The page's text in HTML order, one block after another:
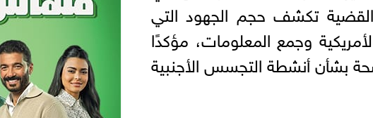
القضية تكشف حجم الجهود التي
وجمع المعلومات، مؤكدًا
بشأن أنشطة التجسس الأجنبية